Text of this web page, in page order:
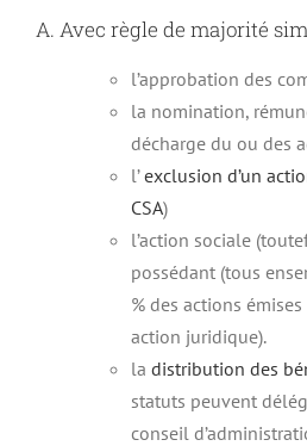
A. Avec règle de majorité
l’approbation des
la nomination,
décharge du ou des
l’exclusion d’un
CSA)
l’action sociale
possédant (tous
% des actions
action juridique).
la distribution des
statuts peuvent
conseil